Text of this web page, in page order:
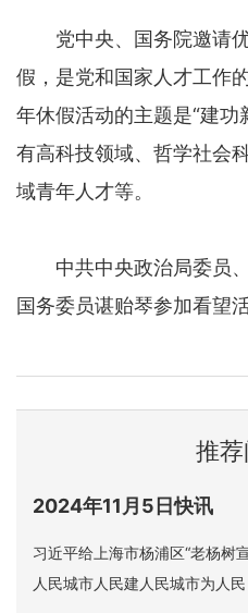
党中央、国务院邀请优
假，是党和国家人才工作
年休假活动的主题是“建功
有高科技领域、哲学社会
域青年人才等。
中共中央政治局委员、
国务委员谌贻琴参加看望活
推
2024年11月5日快讯
习近平给上海市杨浦区“老杨树
人民城市人民建人民城市为人